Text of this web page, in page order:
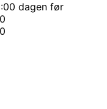
dagen før